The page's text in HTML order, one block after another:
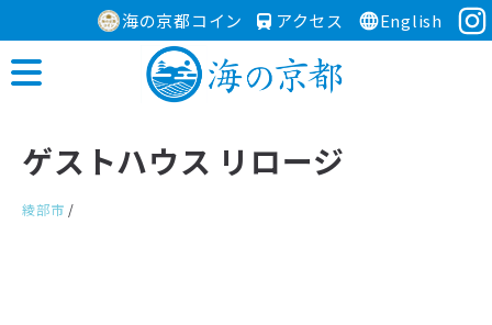
海の京都コイン アクセス English
ゲストハウス リロージ
綾部市 /